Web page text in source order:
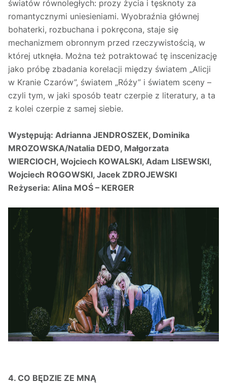
światów równoległych: prozy życia i tęsknoty za
romantycznymi uniesieniami. Wyobraźnia głównej
bohaterki, rozbuchana i pokręcona, staje się
mechanizmem obronnym przed rzeczywistością, w
której utknęła. Można też potraktować tę inscenizację
jako próbę zbadania korelacji między światem „Alicji
w Kranie Czarów”, światem „Róży” i światem sceny –
czyli tym, w jaki sposób teatr czerpie z literatury, a ta
z kolei czerpie z samej siebie.
Występują: Adrianna JENDROSZEK, Dominika
MROZOWSKA/Natalia DEDO, Małgorzata
WIERCIOCH, Wojciech KOWALSKI, Adam LISEWSKI,
Wojciech ROGOWSKI, Jacek ZDROJEWSKI
Reżyseria: Alina MOŚ – KERGER
4. CO BĘDZIE ZE MNĄ